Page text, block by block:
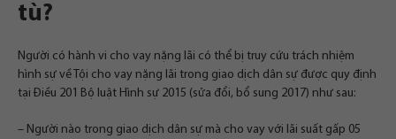
tù?
Người có hành vi cho vay nặng lãi có thể bị truy cứu trách nhiệm
hình sự về Tội cho vay nặng lãi trong giao dịch dân sự được quy định
tại Điều 201 Bộ luật Hình sự 2015 (sửa đổi, bổ sung 2017) như sau:
– Người nào trong giao dịch dân sự mà cho vay với lãi suất gấp 05